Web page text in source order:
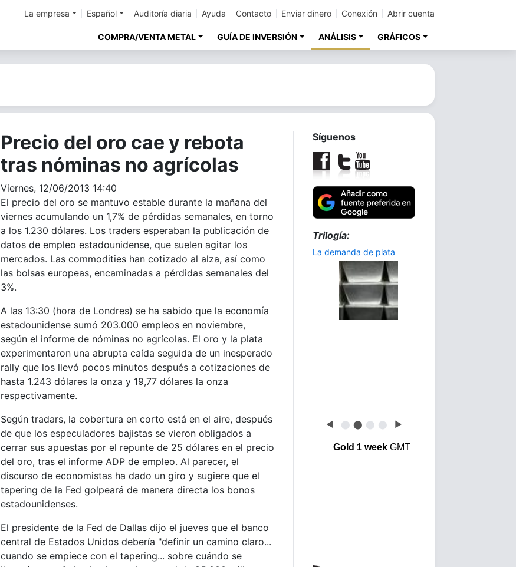
La empresa Español Auditoría diaria Ayuda Contacto Enviar dinero Conexión Abrir cuenta
COMPRA/VENTA METAL GUÍA DE INVERSIÓN ANÁLISIS GRÁFICOS
Precio del oro cae y rebota
tras nóminas no agrícolas
Viernes, 12/06/2013 14:40
El precio del oro se mantuvo estable durante la mañana del
viernes acumulando un 1,7% de pérdidas semanales, en torno
a los 1.230 dólares. Los traders esperaban la publicación de
datos de empleo estadounidense, que suelen agitar los
mercados. Las commodities han cotizado al alza, así como
las bolsas europeas, encaminadas a pérdidas semanales del
3%.
A las 13:30 (hora de Londres) se ha sabido que la economía
estadounidense sumó 203.000 empleos en noviembre,
según el informe de nóminas no agrícolas. El oro y la plata
experimentaron una abrupta caída seguida de un inesperado
rally que los llevó pocos minutos después a cotizaciones de
hasta 1.243 dólares la onza y 19,77 dólares la onza
respectivamente.
Según tradars, la cobertura en corto está en el aire, después
de que los especuladores bajistas se vieron obligados a
cerrar sus apuestas por el repunte de 25 dólares en el precio
del oro, tras el informe ADP de empleo. Al parecer, el
discurso de economistas ha dado un giro y sugiere que el
tapering de la Fed golpeará de manera directa los bonos
estadounidenses.
El presidente de la Fed de Dallas dijo el jueves que el banco
central de Estados Unidos debería "definir un camino claro...
cuando se empiece con el tapering... sobre cuándo se
Síguenos
Trilogía:
La demanda de plata
◀ ⬤ ⬤ ⬤ ⬤ ▶
Gold 1 weekGMT